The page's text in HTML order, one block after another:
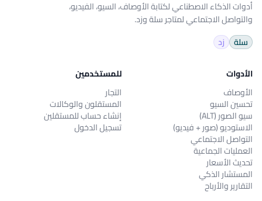
أدوات الذكاء الاصطناعي لكتابة الأوصاف، السيو، الفيديو،
والتواصل الاجتماعي لمتاجر سلة وزد.
سلة
زد
الأدوات
الأوصاف
تحسين السيو
سيو الصور (ALT)
الاستوديو (صور + فيديو)
التواصل الاجتماعي
العمليات الجماعية
تحديث الأسعار
المستشار الذكي
التقارير والأرباح
للمستخدمين
التجار
المستقلون والوكالات
إنشاء حساب للمستقلين
تسجيل الدخول